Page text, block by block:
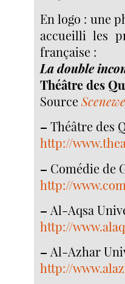
En logo : une
accueilli les
française :
La double
Théâtre des
Source
– Théâtre des
http://
– Comédie de
http://
– Al-Aqsa
http://
– Al-Azhar
http://